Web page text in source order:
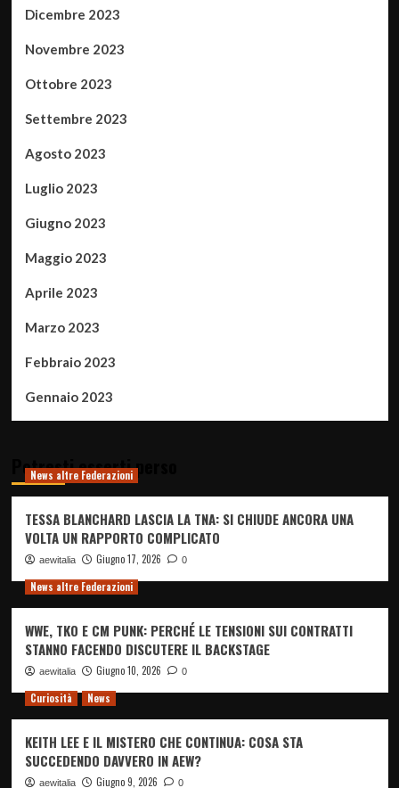
Dicembre 2023
Novembre 2023
Ottobre 2023
Settembre 2023
Agosto 2023
Luglio 2023
Giugno 2023
Maggio 2023
Aprile 2023
Marzo 2023
Febbraio 2023
Gennaio 2023
Potresti esserti perso
News altre Federazioni
TESSA BLANCHARD LASCIA LA TNA: SI CHIUDE ANCORA UNA
VOLTA UN RAPPORTO COMPLICATO
aewitalia Giugno 17, 2026 0
News altre Federazioni
WWE, TKO E CM PUNK: PERCHÉ LE TENSIONI SUI CONTRATTI
STANNO FACENDO DISCUTERE IL BACKSTAGE
aewitalia Giugno 10, 2026 0
Curiosità News
KEITH LEE E IL MISTERO CHE CONTINUA: COSA STA
SUCCEDENDO DAVVERO IN AEW?
aewitalia Giugno 9, 2026 0